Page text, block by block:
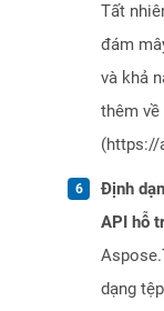
Tất
đám
và khả
thêm
(https://
Định
API hỗ
dạng